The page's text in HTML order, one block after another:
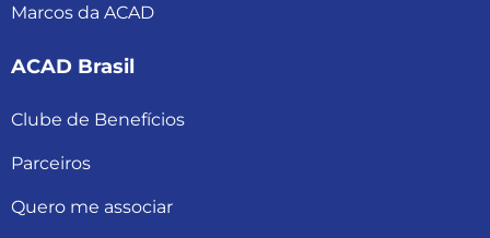
Marcos da ACAD
ACAD Brasil
Clube de Benefícios
Parceiros
Quero me associar